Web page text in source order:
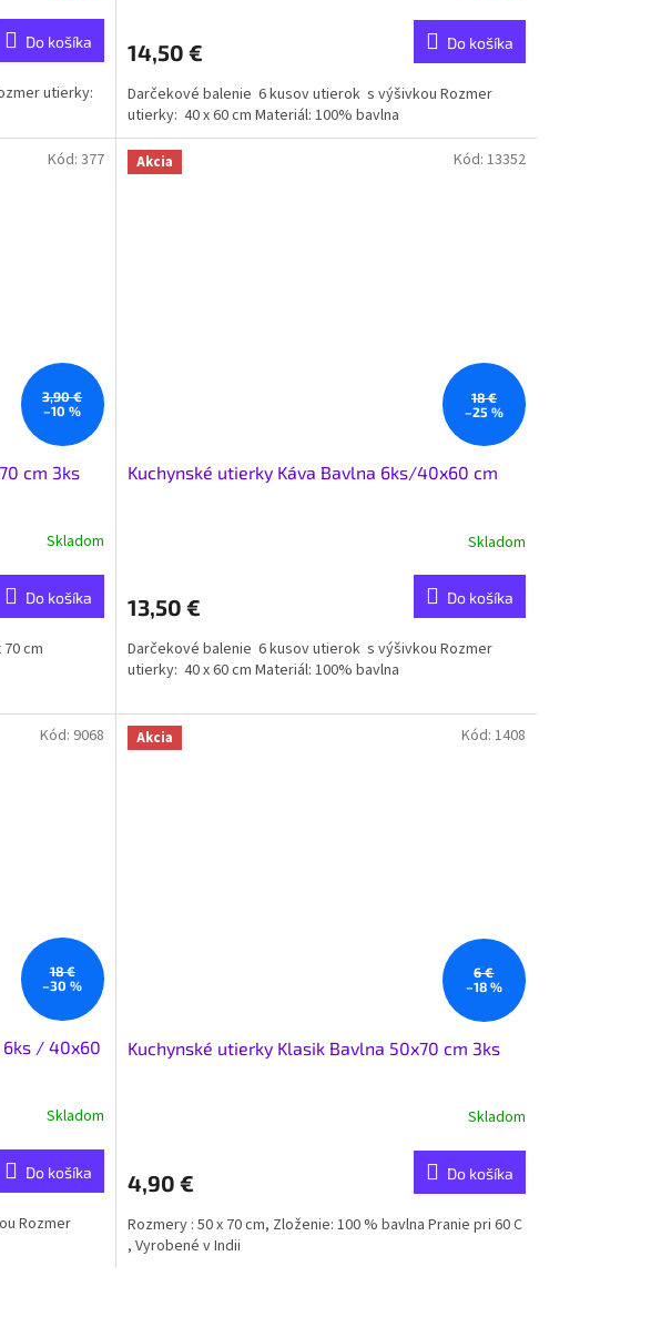
Do košíka
utierky:
14,50 € Do košíka
Darčekové balenie 6 kusov utierok s výšivkou Rozmer
utierky: 40 x 60 cm Materiál: 100% bavlna
3,90 €
–10 %
cm 3ks
Skladom
Do košíka
cm
Kód: 377 Akcia
18 €
–25 %
Kuchynské utierky Káva Bavlna 6ks/40x60 cm
Skladom
13,50 € Do košíka
Darčekové balenie 6 kusov utierok s výšivkou Rozmer
utierky: 40 x 60 cm Materiál: 100% bavlna
Kód: 13352
18 €
–30 %
6ks / 40x60
Skladom
Do košíka
Rozmer
Kód: 9068 Akcia
6 €
–18 %
Kuchynské utierky Klasik Bavlna 50x70 cm 3ks
Skladom
4,90 € Do košíka
Rozmery : 50 x 70 cm, Zloženie: 100 % bavlna Pranie pri 60 C
, Vyrobené v Indii
Kód: 1408